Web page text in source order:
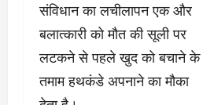
संविधान का लचीलापन एक और
बलात्कारी को मौत की सूली पर
लटकने से पहले खुद को बचाने के
तमाम हथकंडे अपनाने का मौका